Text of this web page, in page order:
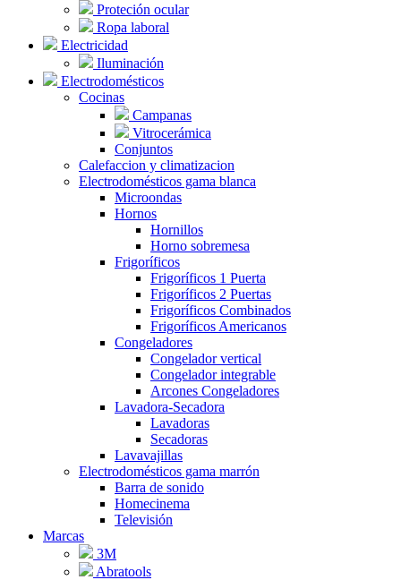
Proteción ocular
Ropa laboral
Electricidad
Iluminación
Electrodomésticos
Cocinas
Campanas
Vitrocerámica
Conjuntos
Calefaccion y climatizacion
Electrodomésticos gama blanca
Microondas
Hornos
Hornillos
Horno sobremesa
Frigoríficos
Frigoríficos 1 Puerta
Frigoríficos 2 Puertas
Frigoríficos Combinados
Frigoríficos Americanos
Congeladores
Congelador vertical
Congelador integrable
Arcones Congeladores
Lavadora-Secadora
Lavadoras
Secadoras
Lavavajillas
Electrodomésticos gama marrón
Barra de sonido
Homecinema
Televisión
Marcas
3M
Abratools